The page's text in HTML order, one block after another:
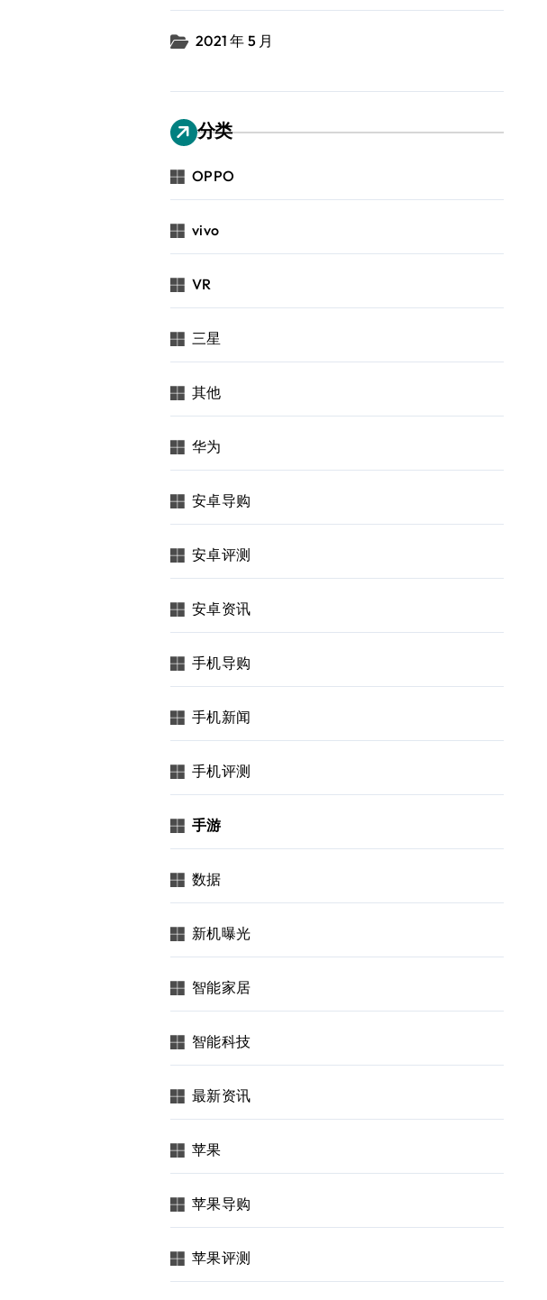
2021 年 5 月
分类
OPPO
vivo
VR
三星
其他
华为
安卓导购
安卓评测
安卓资讯
手机导购
手机新闻
手机评测
手游
数据
新机曝光
智能家居
智能科技
最新资讯
苹果
苹果导购
苹果评测